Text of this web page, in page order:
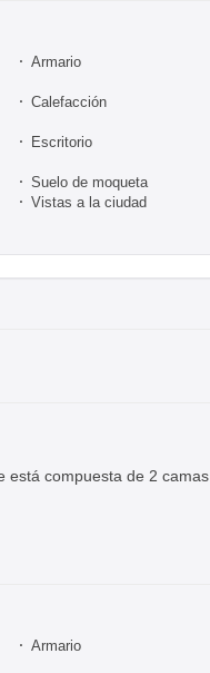
Armario
Calefacción
Escritorio
Suelo de moqueta
Vistas a la ciudad
está compuesta de 2 camas
Armario